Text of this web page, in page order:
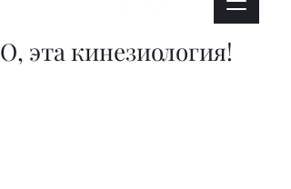
О, эта кинезиология!